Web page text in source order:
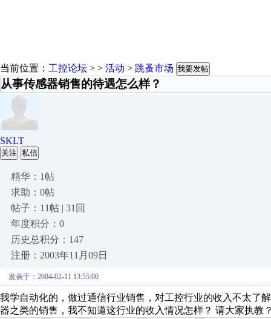
当前位置： 工控论坛 > > 活动 > 跳蚤市场 我要发帖
从事传感器销售的待遇怎么样？
SKLT
关注 私信
精华：1帖
求助：0帖
帖子：11帖 | 31回
年度积分：0
历史总积分：147
注册：2003年11月09日
发表于：2004-02-11 13:55:00
我学自动化的，做过通信行业销售，对工控行业的收入不太了
器之类的销售，我不知道这行业的收入情况怎样？ 请大家执教